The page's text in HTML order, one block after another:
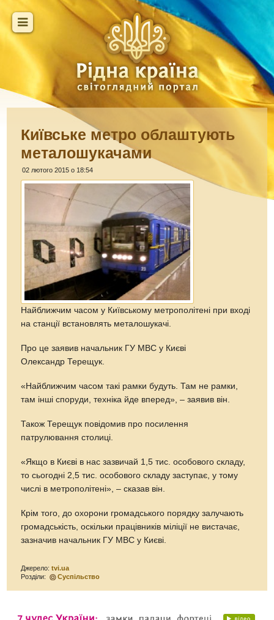
Київське метро облаштують
металошукачами
02 лютого 2015 о 18:54
Найближчим часом у Київському метрополітені при вході
на станції встановлять металошукачі.
Про це заявив начальник ГУ МВС у Києві
Олександр Терещук.
«Найближчим часом такі рамки будуть. Там не рамки,
там інші споруди, техніка йде вперед», – заявив він.
Також Терещук повідомив про посилення
патрулювання столиці.
«Якщо в Києві в нас зазвичай 1,5 тис. особового складу,
то сьогодні 2,5 тис. особового складу заступає, у тому
числі в метрополітені», – сказав він.
Крім того, до охорони громадського порядку залучають
громадськість, оскільки працівників міліції не вистачає,
зазначив начальник ГУ МВС у Києві.
Джерело:tvi.ua
Розділи:
Суспільство